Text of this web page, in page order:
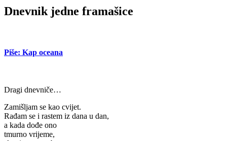
Dnevnik jedne framašice
Piše: Kap oceana
Dragi dnevniče…
Zamišljam se kao cvijet.
Rađam se i rastem iz dana u dan,
a kada dođe ono
tmurno vrijeme,